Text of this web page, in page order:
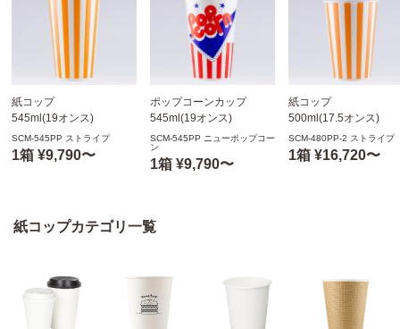
紙コップ
545ml(19オンス)
500個
SCM-545PP ストライプ
※沖縄・離島 送料別途 ※
SCM-545PP ストライプ
1箱 ¥9,790〜
ポップコーンカップ
545ml(19オンス)
500個
SCM-545PP ニューポッ
プコーン
SCM-545PP ニューポップコー
ン
1箱 ¥9,790〜
紙コップ
500ml(17.5オンス)
1,000個
SCM-480PP-2 ストラ
SCM-480PP-2 ストライプ
1箱 ¥16,720〜
紙コップカテゴリ一覧